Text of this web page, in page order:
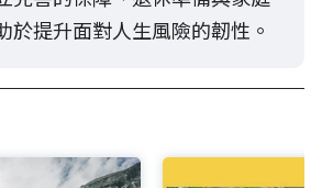
於提升面對人生風險的韌性。